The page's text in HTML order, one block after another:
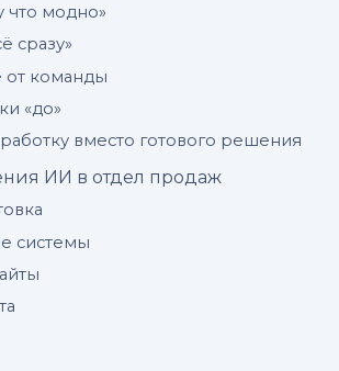
модно»
сразу»
команды
«до»
вместо готового решения
ИИ в отдел продаж
системы